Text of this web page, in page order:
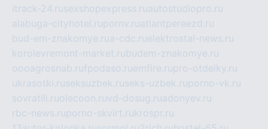
itrack-24.rusexshopexpress.ruautostudiopro.ru
alabuga-cityhotel.rupornv.ruatlantpereezd.ru
bud-em-znakomye.rua-cdc.ruelektrostal-news.ru
korolevremont-market.rubudem-znakomye.ru
oooagrosnab.rufpodaso.ruemfire.rupro-otdelky.ru
ukrasotki.ruseksuzbek.ruseks-uzbek.ruporno-vk.ru
sovratili.ruolecoon.ruvd-dosug.ruadonyev.ru
rbc-news.ruporno-skvirt.rukrospr.ru